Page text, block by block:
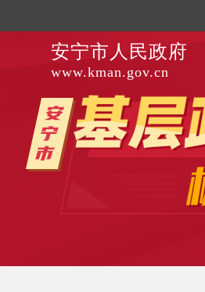
安宁市人民政府
www.kman.gov.cn